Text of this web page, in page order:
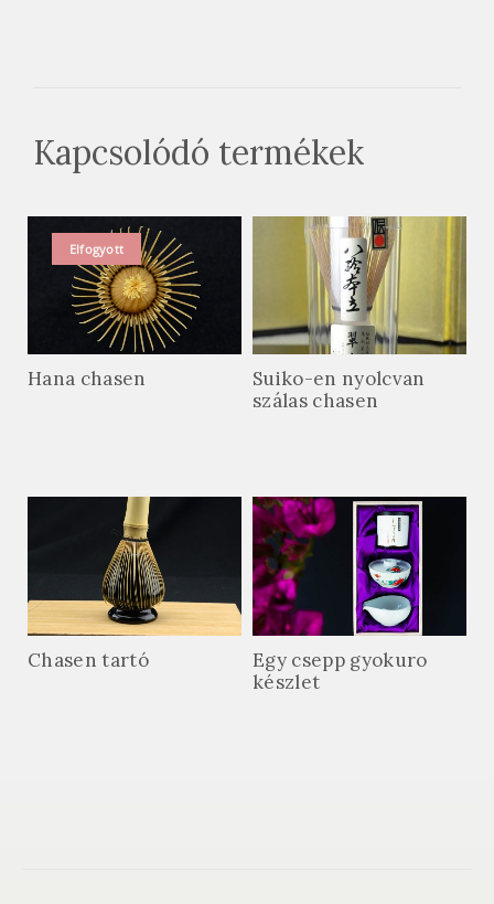
Kapcsolódó termékek
Elfogyott
Hana chasen
Suiko-en nyolcvan
szálas chasen
Chasen tartó
Egy csepp gyokuro
készlet